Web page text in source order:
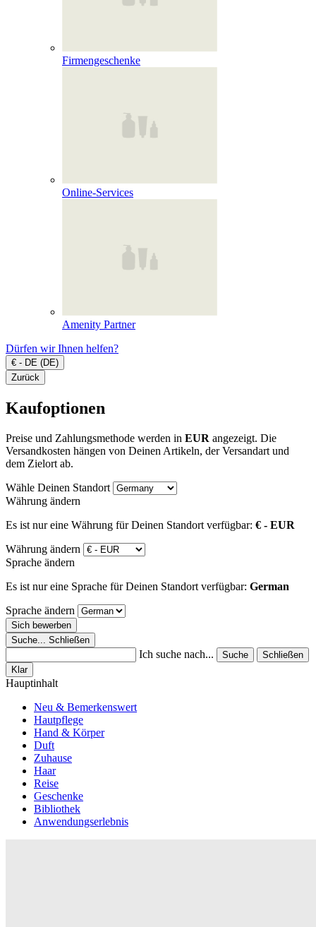
Firmengeschenke
Online‑Services
Amenity Partner
Dürfen wir Ihnen helfen?
€ - DE (DE)
Zurück
Kaufoptionen
Preise und Zahlungsmethode werden in EUR angezeigt. Die
Versandkosten hängen von Deinen Artikeln, der Versandart und
dem Zielort ab.
Wähle Deinen Standort
Währung ändern
Es ist nur eine Währung für Deinen Standort verfügbar: € - EUR
Währung ändern
Sprache ändern
Es ist nur eine Sprache für Deinen Standort verfügbar: German
Sprache ändern
Sich bewerben
Suche...
Schließen
Ich suche nach... Suche
Schließen
Klar
Hauptinhalt
Neu & Bemerkenswert
Hautpflege
Hand & Körper
Duft
Zuhause
Haar
Reise
Geschenke
Bibliothek
Anwendungserlebnis